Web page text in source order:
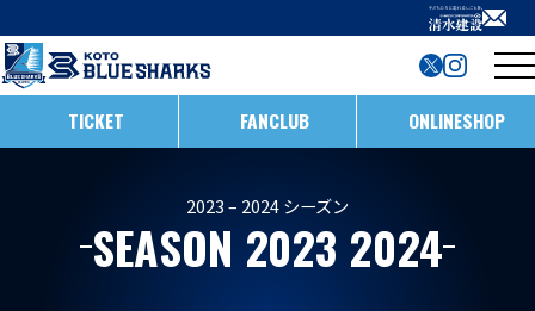
TICKET FANCLUB ONLINESHOP
2023 – 2024 シーズン
SEASON 2023 2024
インフォメーション